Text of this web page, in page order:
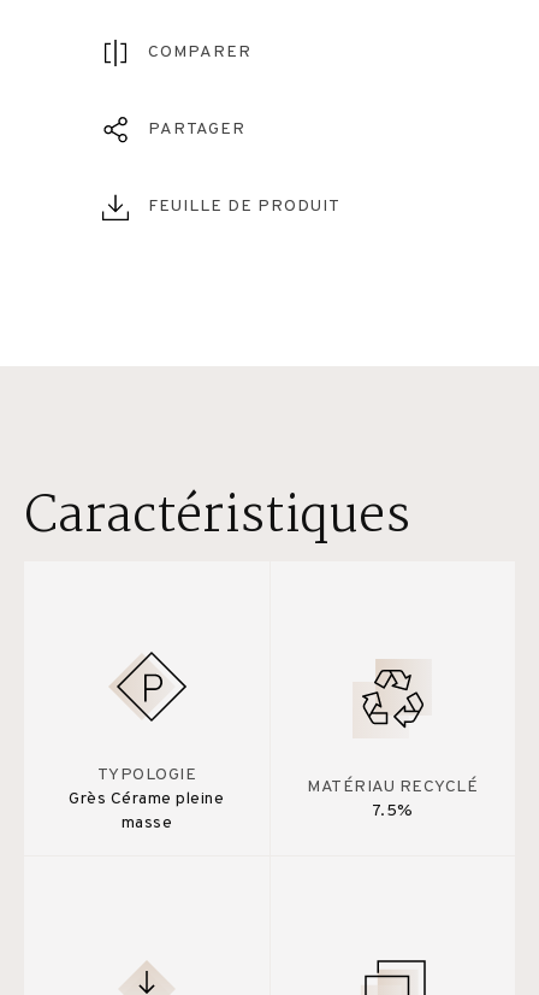
COMPARER
PARTAGER
FEUILLE DE PRODUIT
Caractéristiques
TYPOLOGIE
Grès Cérame pleine
masse
MATÉRIAU RECYCLÉ
7.5%